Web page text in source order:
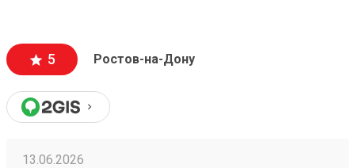
5 Ростов-на-Дону
13.06.2026